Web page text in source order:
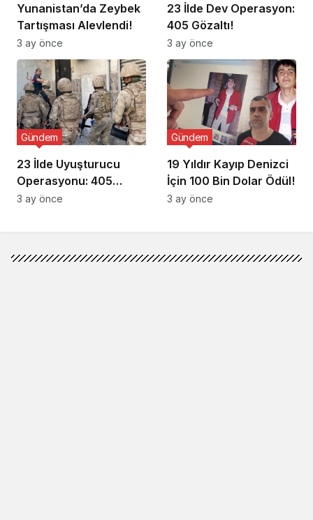
Yunanistan’da Zeybek
Tartışması Alevlendi!
3 ay önce
23 İlde Dev Operasyon:
405 Gözaltı!
3 ay önce
23 İlde Uyuşturucu
Operasyonu: 405
Gözaltı!
Gündem
3 ay önce
19 Yıldır Kayıp Denizci
İçin 100 Bin Dolar Ödül!
Gündem
3 ay önce